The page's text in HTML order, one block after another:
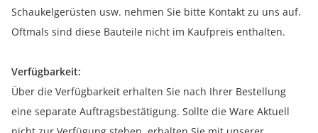
Schaukelgerüsten usw. nehmen Sie bitte Kontakt zu uns auf.
Oftmals sind diese Bauteile nicht im Kaufpreis enthalten.
Verfügbarkeit:
Über die Verfügbarkeit erhalten Sie nach Ihrer Bestellung
eine separate Auftragsbestätigung. Sollte die Ware Aktuell